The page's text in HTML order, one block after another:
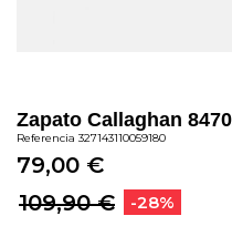
Zapato Callaghan
Referencia 327143110059180
79,00 €
109,90 €
-28%